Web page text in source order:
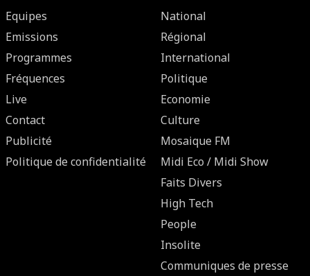
Equipes
Emissions
Programmes
Fréquences
Live
Contact
Publicité
Politique de confidentialité
National
Régional
International
Politique
Economie
Culture
Mosaique FM
Midi Eco / Midi Show
Faits Divers
High Tech
People
Insolite
Communiques de presse